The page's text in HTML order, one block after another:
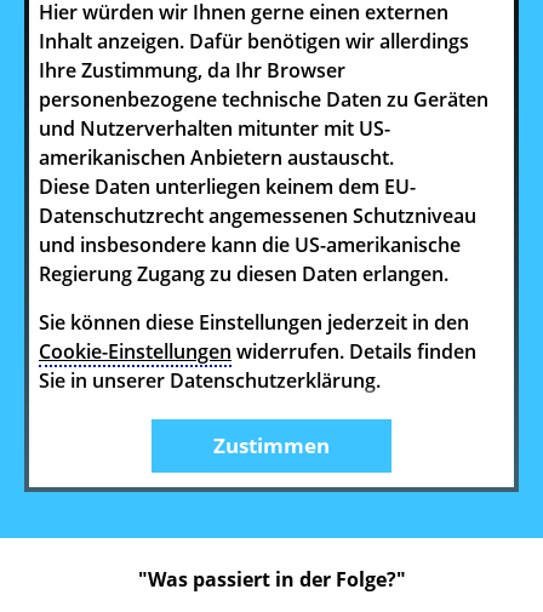
Hier würden wir Ihnen gerne einen externen
Inhalt anzeigen. Dafür benötigen wir allerdings
Ihre Zustimmung, da Ihr Browser
personenbezogene technische Daten zu Geräten
und Nutzerverhalten mitunter mit US-
amerikanischen Anbietern austauscht.
Diese Daten unterliegen keinem dem EU-
Datenschutzrecht angemessenen Schutzniveau
und insbesondere kann die US-amerikanische
Regierung Zugang zu diesen Daten erlangen.
Sie können diese Einstellungen jederzeit in den
Cookie-Einstellungen widerrufen. Details finden
Sie in unserer Datenschutzerklärung.
Zustimmen
"Was passiert in der Folge?"